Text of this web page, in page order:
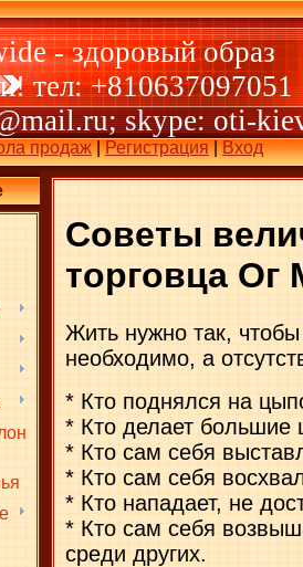
- здоровый образ
тел: +810637097051
skype: oti-
продаж|Регистрация|Вход
Советы
торговца Ог
Жить нужно так,
необходимо, а
* Кто поднялся на
* Кто делает большие
* Кто сам себя
* Кто сам себя
* Кто нападает, не
* Кто сам себя
среди других.